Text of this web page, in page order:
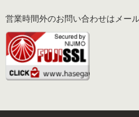
営業時間外のお問い合わせはメー